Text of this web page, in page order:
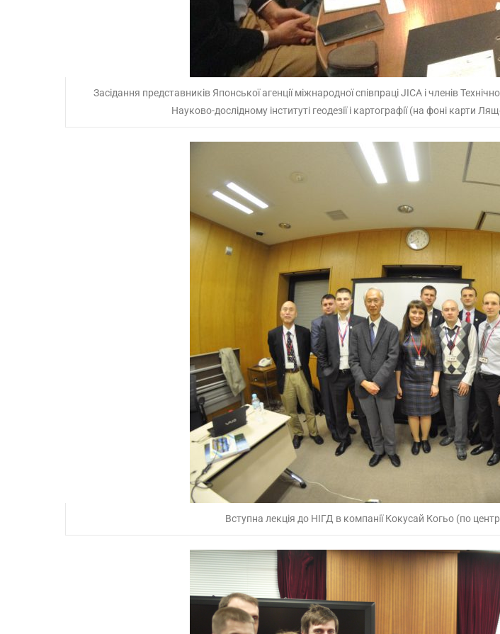
Засідання представників Японської агенції міжнародної співпраці JICA і членів
Науково-дослідному інституті геодезії і картографії (на фоні
Вступна лекція до НІГД в компанії Кокусай Когьо (по